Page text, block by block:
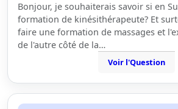
Bonjour, je souhaiterais savoir si en
formation de kinésithérapeute? Et
faire une formation de massages et
de l'autre côté de la…
Voir l'Question